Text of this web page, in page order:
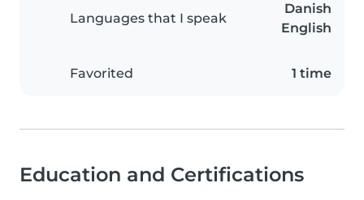
Languages that I speak
Danish
English
Favorited 1 time
Education and Certifications